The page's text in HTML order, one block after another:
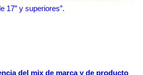
17” y superiores”.
del mix de marca y de producto